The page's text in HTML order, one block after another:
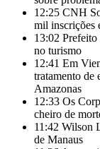
12:25 CNH
mil inscrições
13:02 Prefeito
no turismo
12:41 Em
tratamento de
Amazonas
12:33 Os
cheiro de
11:42 Wilson
de Manaus